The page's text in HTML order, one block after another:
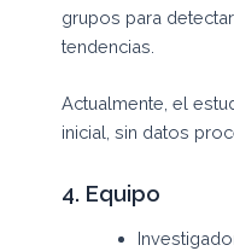
grupos para
tendencias.
Actualmente, el
inicial, sin datos
4. Equipo